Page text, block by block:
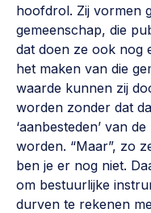
Meebeslissen
Uitdaagrecht,
Samenwerken en
Lobbyen, invloed
Omgevingswet en
invoering
gebiedsontwikkeling>
hoofdrol. Zij vormen
gemeenschap, die
dat doen ze ook nog
het maken van die
waarde kunnen zij
worden zonder dat
‘aanbesteden’ van
worden. “Maar”, zo
ben je er nog niet.
om bestuurlijke
durven te rekenen